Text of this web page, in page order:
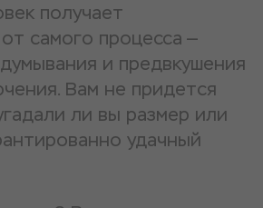
получает
самого процесса —
и предвкушения
Вам не придется
ли вы размер или
удачный